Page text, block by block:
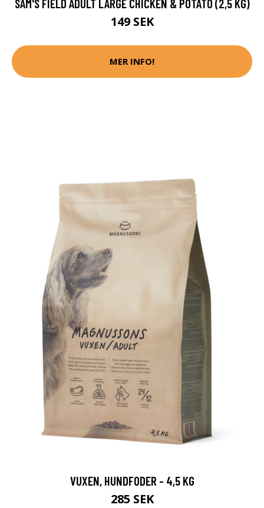
SAM'S FIELD ADULT LARGE CHICKEN & POTATO (2,5 KG)
149 SEK
MER INFO!
VUXEN, HUNDFODER - 4,5 KG
285 SEK